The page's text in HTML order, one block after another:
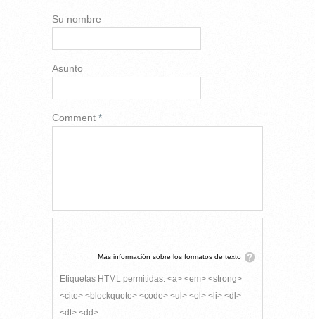
Su nombre
Asunto
Comment *
Más información sobre los formatos de texto
Etiquetas HTML permitidas: <a> <em> <strong>
<cite> <blockquote> <code> <ul> <ol> <li> <dl>
<dt> <dd>